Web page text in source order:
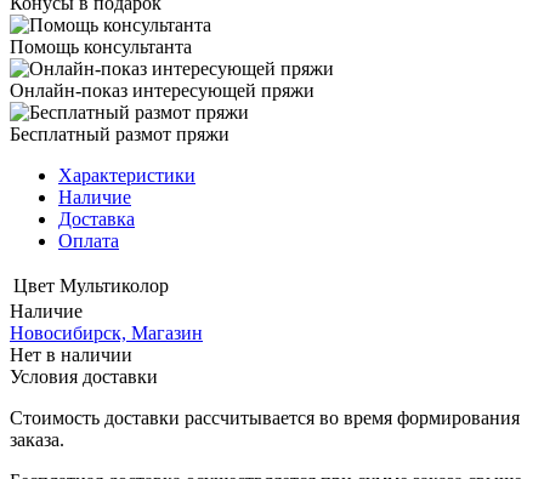
Помощь консультанта
Онлайн-показ интересующей пряжи
Бесплатный размот пряжи
Характеристики
Наличие
Доставка
Оплата
Цвет Мультиколор
Наличие
Новосибирск, Магазин
Нет в наличии
Условия доставки
Стоимость доставки рассчитывается во время формирования
заказа.